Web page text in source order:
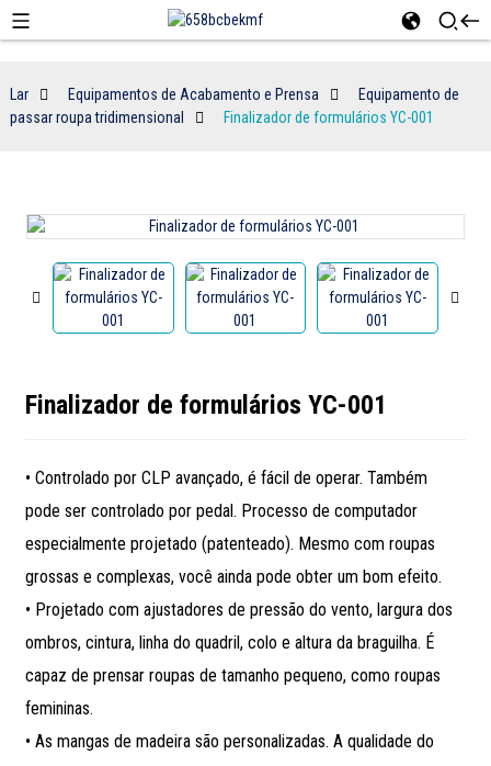
Lar Equipamentos de Acabamento e Prensa
Equipamento de
passar roupa tridimensional
Finalizador de formulários YC-001
Finalizador de formulários YC-001
• Controlado por CLP avançado, é fácil de operar. Também
pode ser controlado por pedal. Processo de computador
especialmente projetado (patenteado). Mesmo com roupas
grossas e complexas, você ainda pode obter um bom efeito.
• Projetado com ajustadores de pressão do vento, largura dos
ombros, cintura, linha do quadril, colo e altura da braguilha. É
capaz de prensar roupas de tamanho pequeno, como roupas
femininas.
• As mangas de madeira são personalizadas. A qualidade do